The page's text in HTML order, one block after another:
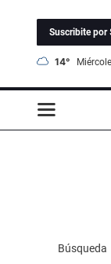
Suscribite por
14°
Búsqueda